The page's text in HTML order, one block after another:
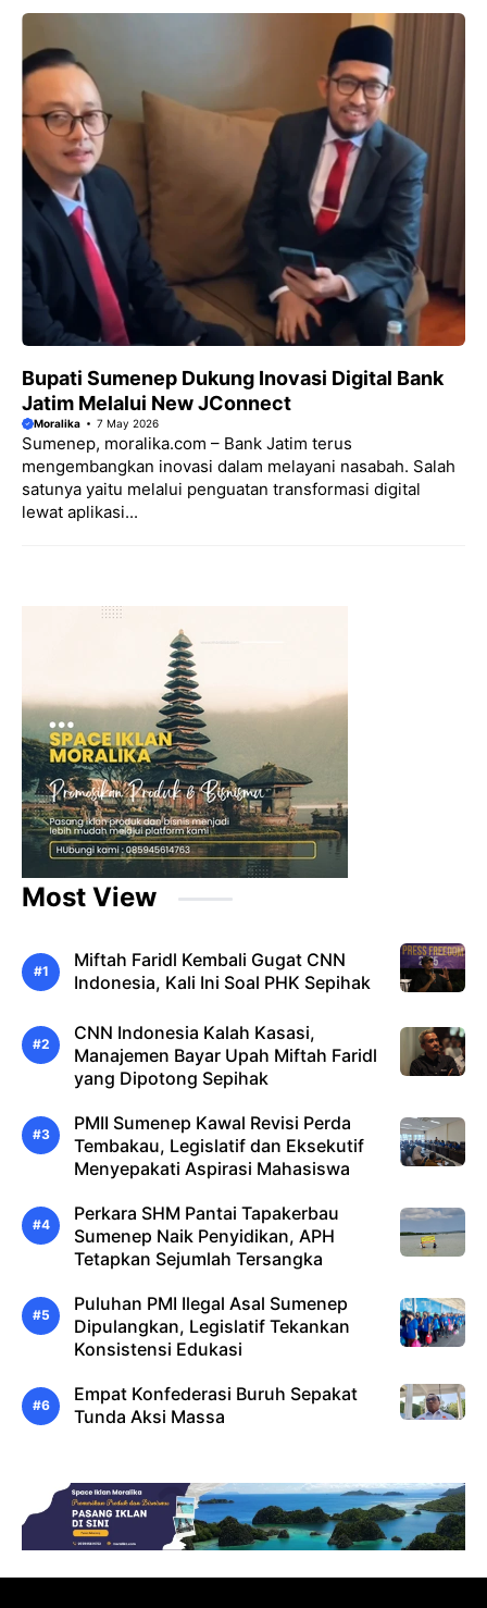
Bupati Sumenep Dukung Inovasi Digital Bank
Jatim Melalui New JConnect
Moralika 7 May 2026
Sumenep, moralika.com – Bank Jatim terus
mengembangkan inovasi dalam melayani nasabah. Salah
satunya yaitu melalui penguatan transformasi digital
lewat aplikasi...
Most View
Miftah Faridl Kembali Gugat CNN
Indonesia, Kali Ini Soal PHK Sepihak
CNN Indonesia Kalah Kasasi,
Manajemen Bayar Upah Miftah Faridl
yang Dipotong Sepihak
PMII Sumenep Kawal Revisi Perda
Tembakau, Legislatif dan Eksekutif
Menyepakati Aspirasi Mahasiswa
Perkara SHM Pantai Tapakerbau
Sumenep Naik Penyidikan, APH
Tetapkan Sejumlah Tersangka
Puluhan PMI Ilegal Asal Sumenep
Dipulangkan, Legislatif Tekankan
Konsistensi Edukasi
Empat Konfederasi Buruh Sepakat
Tunda Aksi Massa